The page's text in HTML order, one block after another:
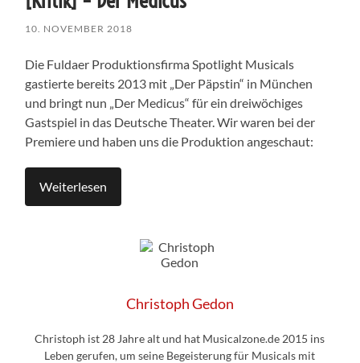
10. NOVEMBER 2018
Die Fuldaer Produktionsfirma Spotlight Musicals
gastierte bereits 2013 mit „Der Päpstin“ in München
und bringt nun „Der Medicus“ für ein dreiwöchiges
Gastspiel in das Deutsche Theater. Wir waren bei der
Premiere und haben uns die Produktion angeschaut:
Weiterlesen
Christoph Gedon
Christoph ist 28 Jahre alt und hat Musicalzone.de 2015 ins
Leben gerufen, um seine Begeisterung für Musicals mit